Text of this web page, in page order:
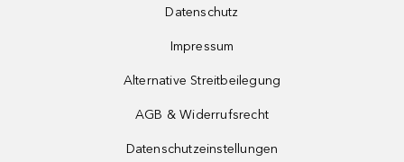
Datenschutz
Impressum
Alternative Streitbeilegung
AGB & Widerrufsrecht
Datenschutzeinstellungen